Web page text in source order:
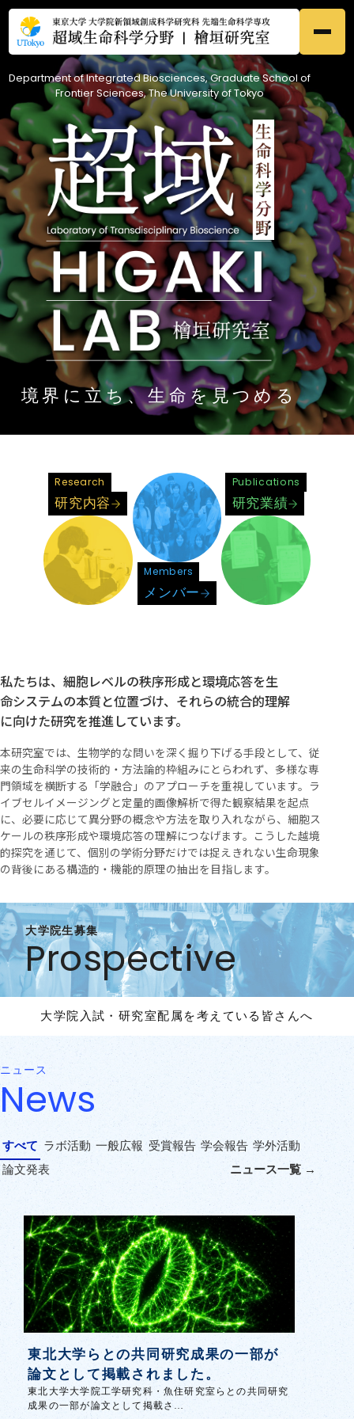
●ホームHome
●研究内容Research
●メンバーMembers
●研究業績Publications
● 募集Prospective
ニュースNews
● アクセスAccess
Department of Integrated Biosciences, Graduate School of
Frontier Sciences, The University of Tokyo
境界に立ち、生命を見つめる
私たちは、細胞レベルの秩序形成と環境応答を生
命システムの本質と位置づけ、それらの統合的理解
に向けた研究を推進しています。
本研究室では、生物学的な問いを深く掘り下げる手段として、従
来の生命科学の技術的・方法論的枠組みにとらわれず、多様な専
門領域を横断する「学融合」のアプローチを重視しています。ラ
イブセルイメージングと定量的画像解析で得た観察結果を起点
に、必要に応じて異分野の概念や方法を取り入れながら、細胞ス
ケールの秩序形成や環境応答の理解につなげます。こうした越境
的探究を通じて、個別の学術分野だけでは捉えきれない生命現象
の背後にある構造的・機能的原理の抽出を目指します。
Research
研究内容
Members
メンバー
Publications
研究業績
大学院生募集
Prospective
大学院入試・研究室配属を考えている皆さんへ
ニュース
News
すべて ラボ活動 一般広報 受賞報告 学会報告 学外活動
論文発表
ニュース一覧 →
東北大学らとの共同研究成果の一部が
論文として掲載されました。
東北大学大学院工学研究科・魚住研究室らとの共同研究
成果の一部が論文として掲載さ…